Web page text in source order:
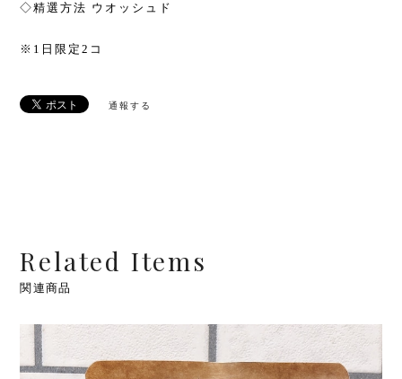
◇精選方法 ウオッシュド
※1日限定2コ
通報する
Related Items
関連商品